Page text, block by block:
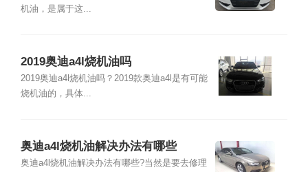
机油，是属于这...
2019奥迪a4l烧机油吗
2019奥迪a4l烧机油吗？2019款奥迪a4l是有可能
烧机油的，具体...
奥迪a4l烧机油解决办法有哪些
奥迪a4l烧机油解决办法有哪些?当然是要去修理